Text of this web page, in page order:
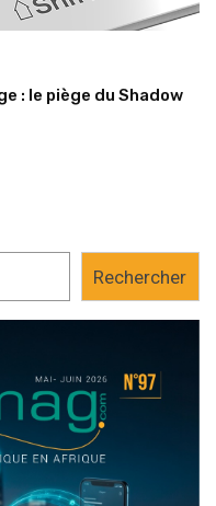
: le piège du Shadow
Rechercher